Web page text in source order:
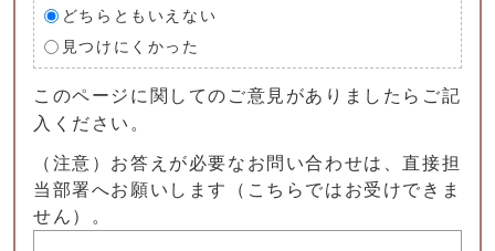
どちらともいえない
見つけにくかった
このページに関してのご意見がありましたらご記
入ください。
（注意）お答えが必要なお問い合わせは、直接担
当部署へお願いします（こちらではお受けできま
せん）。